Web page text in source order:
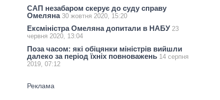
САП незабаром скерує до суду справу
Омеляна 30 жовтня 2020, 15:20
Ексміністра Омеляна допитали в НАБУ 23
червня 2020, 13:04
Поза часом: які обіцянки міністрів вийшли
далеко за період їхніх повноважень 14 серпня
2019, 07:12